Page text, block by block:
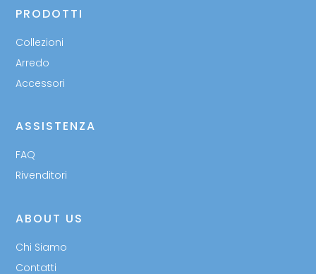
PRODOTTI
Collezioni
Arredo
Accessori
ASSISTENZA
FAQ
Rivenditori
ABOUT US
Chi Siamo
Contatti